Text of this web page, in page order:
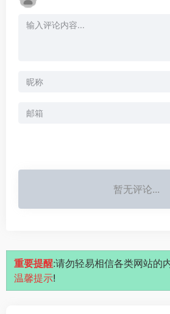
暂无评论...
重要提醒:请勿轻易相信各类网站的
温馨提示!